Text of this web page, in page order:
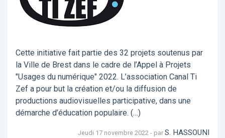
Cette initiative fait partie des 32 projets soutenus par
la Ville de Brest dans le cadre de l’Appel à Projets
"Usages du numérique" 2022. L’association Canal Ti
Zef a pour but la création et/ou la diffusion de
productions audiovisuelles participative, dans une
démarche d’éducation populaire. (…)
Jeudi 17 novembre 2022 - par S. HASSOUNI